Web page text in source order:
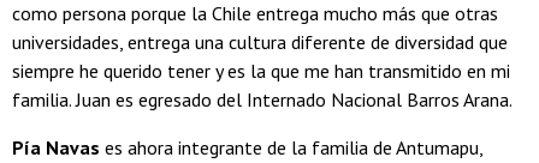
como persona porque la Chile entrega mucho más que otras
universidades, entrega una cultura diferente de diversidad que
siempre he querido tener y es la que me han transmitido en mi
familia. Juan es egresado del Internado Nacional Barros Arana.
Pía Navas es ahora integrante de la familia de Antumapu,